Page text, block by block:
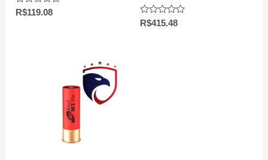
Avaliação
R$119.08
Avaliação
R$415.48